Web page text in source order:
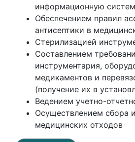
информационную
Обеспечением правил
антисептики в
Стерилизацией
Составлением
инструментария,
медикаментов и
(получение их в
Ведением учетно-
Осуществлением сбора
медицинских отходов